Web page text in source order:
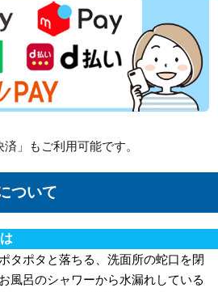
」もご利用可能です。
ついて
タポタと落ちる、洗面所の蛇口を閉
風呂のシャワーから水漏れしている